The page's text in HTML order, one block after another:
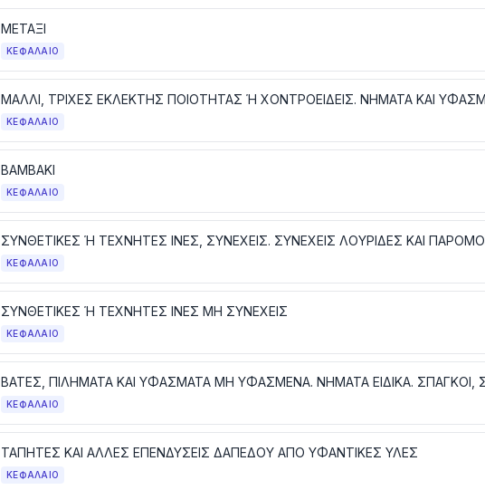
ΜΕΤΑΞΙ
ΚΕΦΆΛΑΙΟ
ΚΕΦΆΛΑΙΟ
ΒΑΜΒΑΚΙ
ΚΕΦΆΛΑΙΟ
ΚΕΦΆΛΑΙΟ
ΣΥΝΘΕΤΙΚΕΣ Ή ΤΕΧΝΗΤΕΣ ΙΝΕΣ ΜΗ ΣΥΝΕΧΕΙΣ
ΚΕΦΆΛΑΙΟ
ΚΕΦΆΛΑΙΟ
ΤΑΠΗΤΕΣ ΚΑΙ ΑΛΛΕΣ ΕΠΕΝΔΥΣΕΙΣ ΔΑΠΕΔΟΥ ΑΠΟ ΥΦΑΝΤΙΚΕΣ ΥΛΕΣ
ΚΕΦΆΛΑΙΟ